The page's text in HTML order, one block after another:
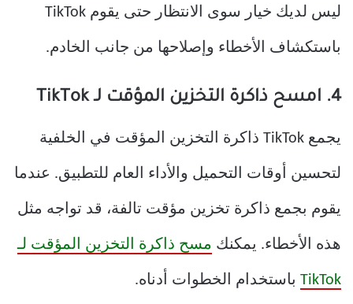
ليس لديك خيار سوى الانتظار حتى يقوم TikTok
باستكشاف الأخطاء وإصلاحها من جانب الخادم.
4. امسح ذاكرة التخزين المؤقت لـ TikTok
يجمع TikTok ذاكرة التخزين المؤقت في الخلفية
لتحسين أوقات التحميل والأداء العام للتطبيق. عندما
يقوم بجمع ذاكرة تخزين مؤقت تالفة، قد تواجه مثل
هذه الأخطاء. يمكنك مسح ذاكرة التخزين المؤقت لـ
TikTok باستخدام الخطوات أدناه.